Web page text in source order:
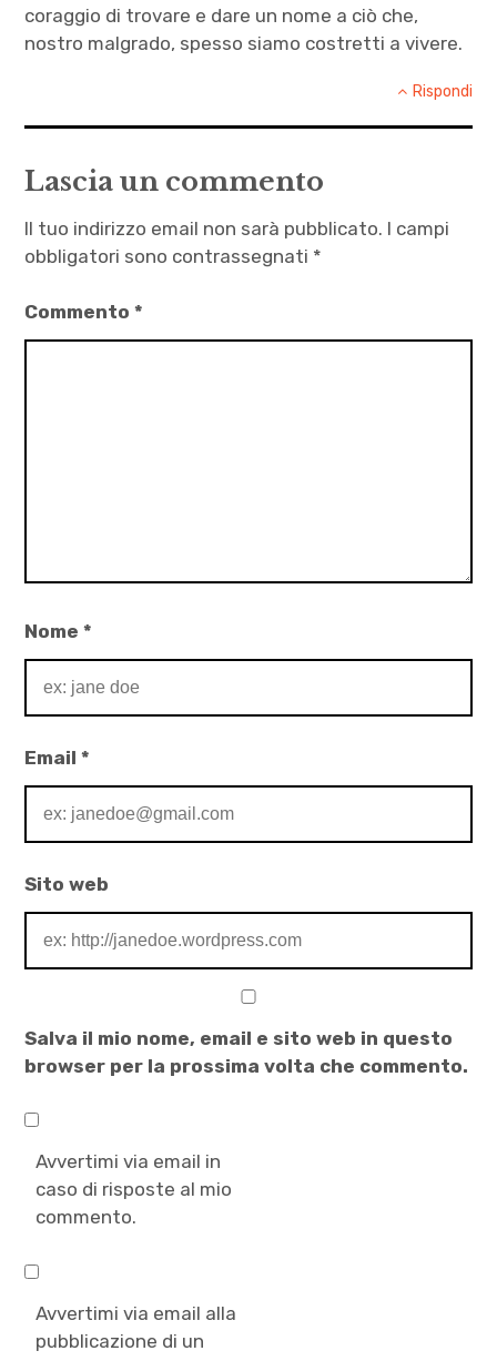
Tersa
coraggio di trovare e dare un nome a ciò che,
nostro malgrado, spesso siamo costretti a vivere.
Rispondi
Lascia un commento
Il tuo indirizzo email non sarà pubblicato. I campi
obbligatori sono contrassegnati *
Commento*
Nome*
Email*
Sito web
Salva il mio nome, email e sito web in questo
browser per la prossima volta che commento.
Avvertimi via email in
caso di risposte al mio
commento.
Avvertimi via email alla
pubblicazione di un